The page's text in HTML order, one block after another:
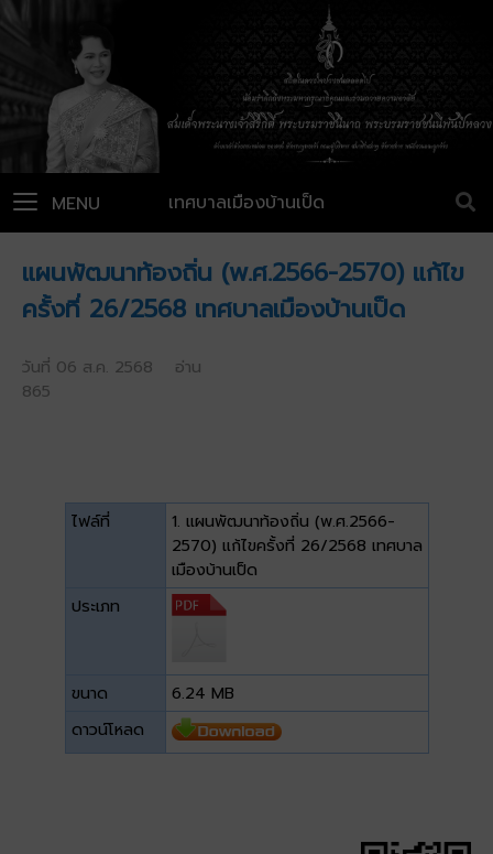
เทศบาลเมืองบ้านเป็ด
MENU
แผนพัฒนาท้องถิ่น (พ.ศ.2566-2570) แก้ไข
ครั้งที่ 26/2568 เทศบาลเมืองบ้านเป็ด
วันที่ 06 ส.ค. 2568 อ่าน
865
ไฟล์ที่
1. แผนพัฒนาท้องถิ่น (พ.ศ.2566-
2570) แก้ไขครั้งที่ 26/2568 เทศบาล
เมืองบ้านเป็ด
ประเภท
ขนาด
6.24 MB
ดาวน์โหลด